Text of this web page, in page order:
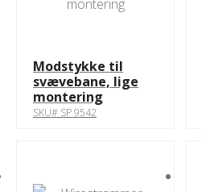
Modstykke til
svævebane, lige
montering
SKU# SP 9542